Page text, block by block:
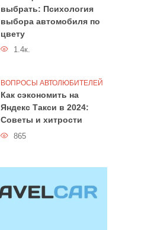
выбрать: Психология
выбора автомобиля по
цвету
1.4к.
ВОПРОСЫ АВТОЛЮБИТЕЛЕЙ
Как сэкономить на
Яндекс Такси в 2024:
Советы и хитрости
865